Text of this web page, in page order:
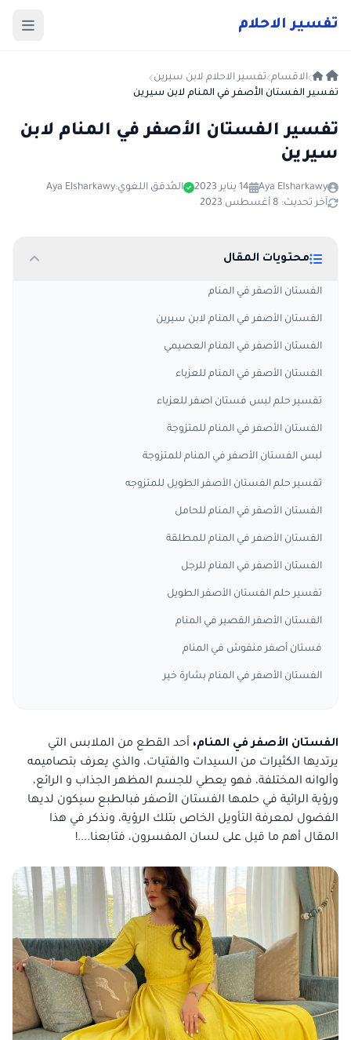
تفسير الاحلام
الاقسام تفسير الاحلام لابن سيرين
تفسير الفستان الأصفر في المنام لابن سيرين
تفسير الفستان الأصفر في المنام لابن
سيرين
Aya Elsharkawy 14 يناير 2023 المُدقق اللغوي:Aya Elsharkawy
آخر تحديث: 8 أغسطس 2023
محتويات المقال
الفستان الأصفر في المنام
الفستان الأصفر في المنام لابن سيرين
الفستان الأصفر في المنام العصيمي
الفستان الأصفر في المنام للعزباء
تفسير حلم لبس فستان اصفر للعزباء
الفستان الأصفر في المنام للمتزوجة
لبس الفستان الأصفر في المنام للمتزوجة
تفسير حلم الفستان الأصفر الطويل للمتزوجه
الفستان الأصفر في المنام للحامل
الفستان الأصفر في المنام للمطلقة
الفستان الأصفر في المنام للرجل
تفسير حلم الفستان الأصفر الطويل
الفستان الأصفر القصير في المنام
فستان أصفر منفوش في المنام
الفستان الأصفر في المنام بشارة خير
الفستان الأصفر في المنام، أحد القطع من الملابس التي
يرتديها الكثيرات من السيدات والفتيات، والذي يعرف بتصاميمه
وألوانه المختلفة، فهو يعطي للجسم المظهر الجذاب و الرائع،
ورؤية الرائية في حلمها الفستان الأصفر فبالطبع سيكون لديها
الفضول لمعرفة التأويل الخاص بتلك الرؤية، ونذكر في هذا
المقال أهم ما قيل على لسان المفسرون، فتابعنا....!